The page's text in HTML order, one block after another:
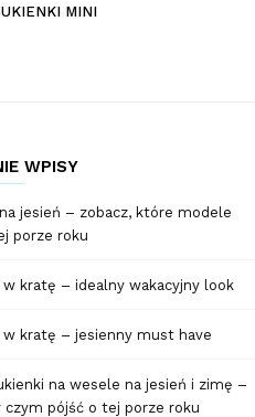
MINI
WPISY
jesień – zobacz, które modele
porze roku
w kratę – idealny wakacyjny look
w kratę – jesienny must have
na wesele na jesień i zimę –
czym pójść o tej porze roku